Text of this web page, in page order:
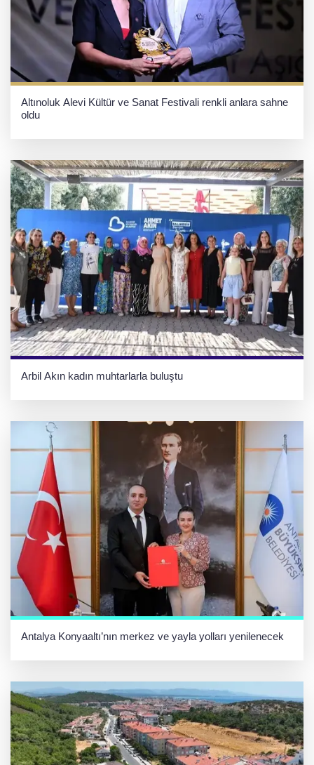
Altınoluk Alevi Kültür ve Sanat Festivali renkli anlara sahne
oldu
Arbil Akın kadın muhtarlarla buluştu
Antalya Konyaaltı’nın merkez ve yayla yolları yenilenecek